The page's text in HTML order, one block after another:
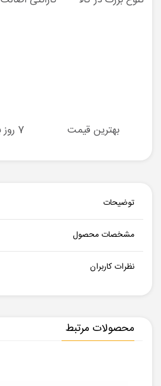
بهترین قیمت 7 روز بازگشت کالا
توضیحات
مشخصات محصول
نظرات کاربران
محصولات مرتبط